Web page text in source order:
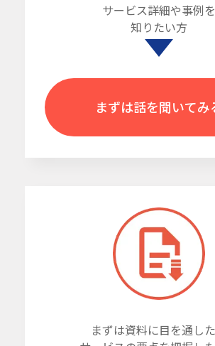
サービス詳細や事例を
知りたい方
まずは話を聞いてみ
まずは資料に目を通し